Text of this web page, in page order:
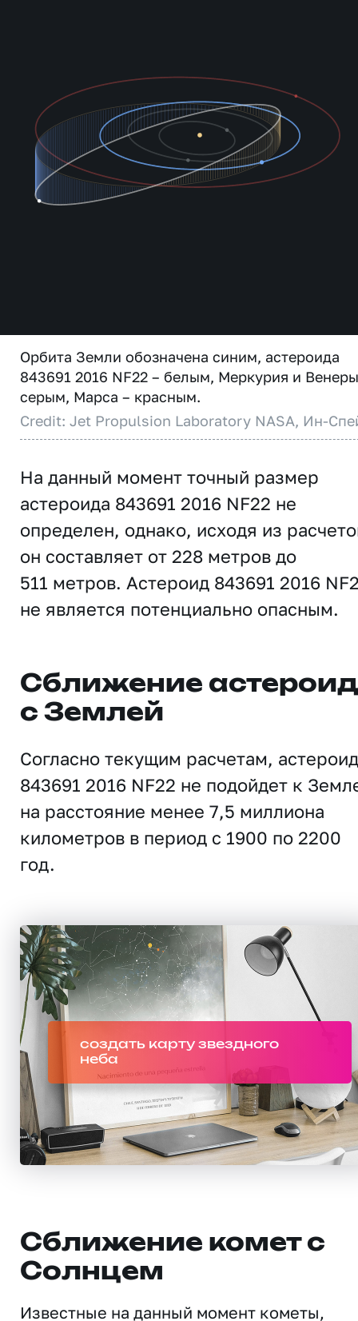
Орбита Земли обозначена синим, астероида
843691 2016 NF22 – белым, Меркурия и
серым, Марса – красным.
Credit: Jet Propulsion Laboratory NASA, Ин-
На данный момент точный размер
астероида 843691 2016 NF22 не
определен, однако, исходя из
он составляет от 228 метров до
511 метров. Астероид 843691 2016
не является потенциально опасным.
Сближение
с Землей
Согласно текущим расчетам, астероид
843691 2016 NF22 не подойдет к
на расстояние менее 7,5 миллиона
километров в период с 1900 по 2200
год.
создать карту звездного
неба
Сближение комет с
Солнцем
Известные на данный момент кометы,